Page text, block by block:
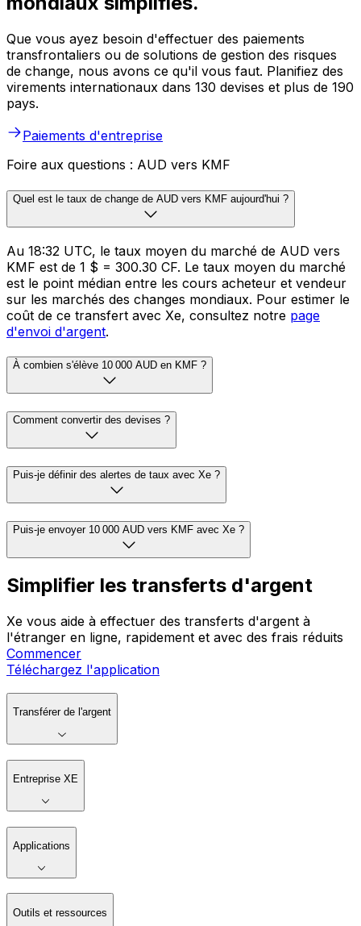
Que vous ayez besoin d'effectuer des paiements
transfrontaliers ou de solutions de gestion des risques
de change, nous avons ce qu'il vous faut. Planifiez des
virements internationaux dans 130 devises et plus de 190
pays.
Paiements d'entreprise
Foire aux questions : AUD vers KMF
Quel est le taux de change de AUD vers KMF aujourd'hui ?
Au 18:32 UTC, le taux moyen du marché de AUD vers
KMF est de 1 $ = 300.30 CF. Le taux moyen du marché
est le point médian entre les cours acheteur et vendeur
sur les marchés des changes mondiaux. Pour estimer le
coût de ce transfert avec Xe, consultez notre page
d'envoi d'argent.
À combien s'élève 10 000 AUD en KMF ?
Comment convertir des devises ?
Puis-je définir des alertes de taux avec Xe ?
Puis-je envoyer 10 000 AUD vers KMF avec Xe ?
Simplifier les transferts d'argent
Xe vous aide à effectuer des transferts d'argent à
l'étranger en ligne, rapidement et avec des frais réduits
Commencer
Téléchargez l'application
Transférer de l'argent
Entreprise XE
Applications
Outils et ressources